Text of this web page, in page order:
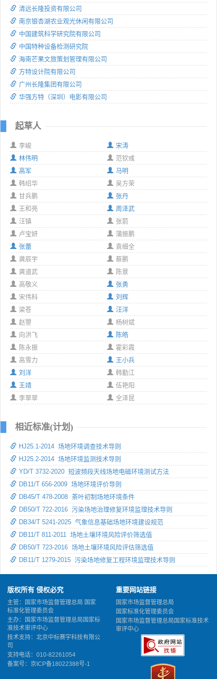
清远长隆投资有限公司
南京银杏湖农业观光休闲有限公司
中国建筑科学研究院有限公司
中国特种设备检测研究院
海南芒果文旅策划管理有限公司
方特设计院有限公司
广州长隆集团有限公司
华强方特（深圳）电影有限公司
起草人
李峻
宋涛
林伟明
范钦彧
高军
马明
韩绍华
吴方荣
甘兵鹏
张丹
王和亮
周泽武
汪镇
张箭
卢宝妍
蒲振鹏
张蕾
袁细全
龚辰宇
蔡鹏
龚道武
陈景
高敬义
张勇
宋伟科
刘辉
梁苍
汪洋
赵曌
杨树斌
向洪飞
陈皓
陈永振
霍彩霞
高雪力
王小兵
刘洋
韩勤江
王靖
伍艳阳
李翠翠
全泽昆
相近标准(计划)
HJ25.1-2014 场地环境调查技术导则
HJ25.2-2014 场地环境监测技术导则
YD/T 3732-2020 短波频段天线场地电磁环境测试方法
DB11/T 656-2009 场地环境评价导则
DB45/T 478-2008 茶叶初制场地环境条件
DB50/T 722-2016 污染场地治理修复环境监理技术导则
DB34/T 5241-2025 气象信息基础场地环境建设规范
DB11/T 811-2011 场地土壤环境风险评价筛选值
DB50/T 723-2016 场地土壤环境风险评估筛选值
DB11/T 1279-2015 污染场地修复工程环境监理技术导则
版权所有 侵权必究
主管：国家市场监督管理总局 国家
标准化管理委员会
主办：国家市场监督管理总局国家标
准技术审评中心
技术支持：北京中标赛宇科技有限公
司
支持电话：010-82261054
备案号： 京ICP备18022388号-1
重要网站链接
国家市场监督管理总局
国家标准化管理委员会
国家市场监督管理总局国家标准技术
审评中心